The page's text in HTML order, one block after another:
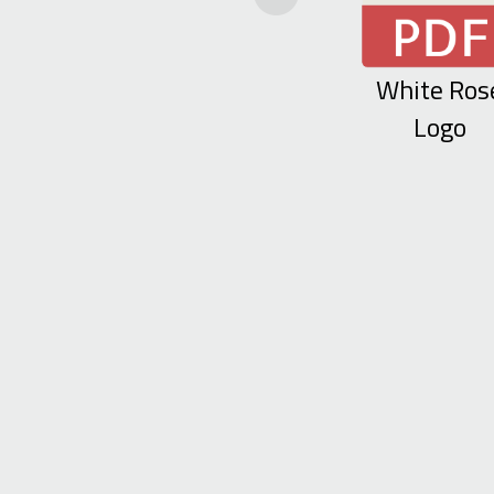
White
Logo